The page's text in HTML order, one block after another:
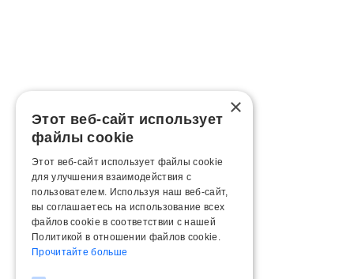
×
Этот веб-сайт использует
файлы cookie
Этот веб-сайт использует файлы cookie
для улучшения взаимодействия с
пользователем. Используя наш веб-сайт,
вы соглашаетесь на использование всех
файлов cookie в соответствии с нашей
Политикой в ​​отношении файлов cookie.
Прочитайте больше